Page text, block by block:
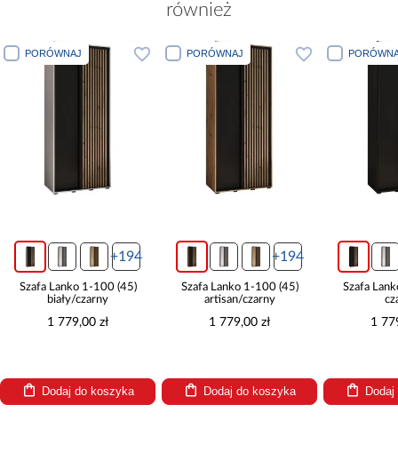
również
PORÓWNAJ
+194
Szafa Lanko 1-100 (45)
artisan/czarny
1 779,00 zł
Dodaj do koszyka
PORÓWNAJ
+194
Szafa Lanko 1-100 (45)
czarny
1 779,00 zł
Dodaj do koszyka
Szafa
1